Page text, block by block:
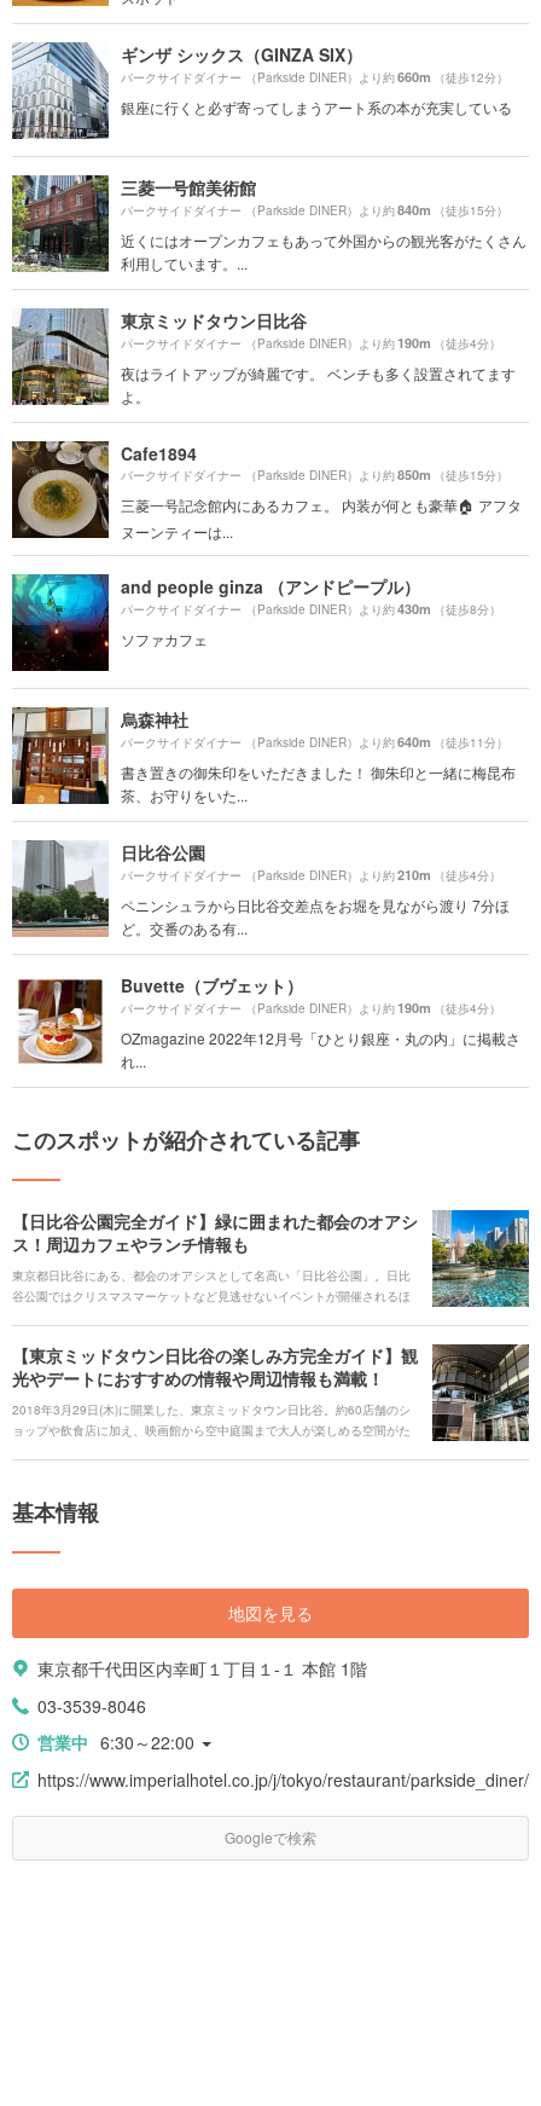
ギンザ シックス（GINZA SIX）
パークサイドダイナー （Parkside DINER）より約660m （徒歩12分）
銀座に行くと必ず寄ってしまうアート系の本が充実している
三菱一号館美術館
パークサイドダイナー （Parkside DINER）より約840m （徒歩15分）
近くにはオープンカフェもあって外国からの観光客がたくさん
利用しています。...
東京ミッドタウン日比谷
パークサイドダイナー （Parkside DINER）より約190m （徒歩4分）
夜はライトアップが綺麗です。 ベンチも多く設置されてます
よ。
Cafe1894
パークサイドダイナー （Parkside DINER）より約850m （徒歩15分）
三菱一号記念館内にあるカフェ。 内装が何とも豪華🏠 アフタ
ヌーンティーは...
and people ginza （アンドピープル）
パークサイドダイナー （Parkside DINER）より約430m （徒歩8分）
ソファカフェ
烏森神社
パークサイドダイナー （Parkside DINER）より約640m （徒歩11分）
書き置きの御朱印をいただきました！ 御朱印と一緒に梅昆布
茶、お守りをいた...
日比谷公園
パークサイドダイナー （Parkside DINER）より約210m （徒歩4分）
ペニンシュラから日比谷交差点をお堀を見ながら渡り 7分ほ
ど。交番のある有...
Buvette（ブヴェット）
パークサイドダイナー （Parkside DINER）より約190m （徒歩4分）
OZmagazine 2022年12月号「ひとり銀座・丸の内」に掲載さ
れ...
このスポットが紹介されている記事
【日比谷公園完全ガイド】緑に囲まれた都会のオアシ
ス！周辺カフェやランチ情報も
東京都日比谷にある、都会のオアシスとして名高い「日比谷公園」。日比
谷公園ではクリスマスマーケットなど見逃せないイベントが開催されるほ
比谷公園の魅力をくまなくご紹介します。 ### 人気のキーワード
[keyword_link:日比谷公園 ランチ|https://haveagood.holiday/articles/1365]
[keyword_link:日比谷公園 テイクアウ
ト|https://haveagood.holiday/articles/1372] [keyword_link:日比谷公園 レ
ストラン|https://haveagood.holiday/articles/1366] [keyword_link:日比谷公
公園 アクセス|https://haveagood.holiday/articles/1348]
【東京ミッドタウン日比谷の楽しみ方完全ガイド】観
光やデートにおすすめの情報や周辺情報も満載！
2018年3月29日(木)に開業した、東京ミッドタウン日比谷。約60店舗のシ
ョップや飲食店に加え、映画館から空中庭園まで大人が楽しめる空間がた
ご紹介していきます！
基本情報
地図を見る
東京都千代田区内幸町１丁目１-１ 本館 1階
03-3539-8046
営業中 6:30～22:00
https://www.imperialhotel.co.jp/j/tokyo/restaurant/parkside_diner/
Googleで検索